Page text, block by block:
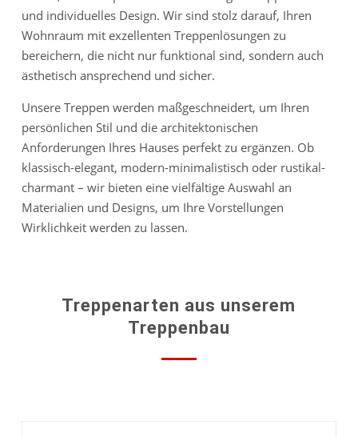
und individuelles Design. Wir sind stolz darauf, Ihren
Wohnraum mit exzellenten Treppenlösungen zu
bereichern, die nicht nur funktional sind, sondern auch
ästhetisch ansprechend und sicher.
Unsere Treppen werden maßgeschneidert, um Ihren
persönlichen Stil und die architektonischen
Anforderungen Ihres Hauses perfekt zu ergänzen. Ob
klassisch-elegant, modern-minimalistisch oder rustikal-
charmant – wir bieten eine vielfältige Auswahl an
Materialien und Designs, um Ihre Vorstellungen
Wirklichkeit werden zu lassen.
Treppenarten aus unserem
Treppenbau